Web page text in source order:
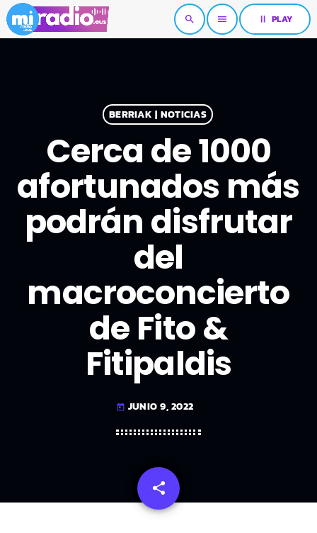
search menu pause PLAY
BERRIAK | NOTICIAS
Cerca de 1000
afortunados más
podrán disfrutar
del
macroconcierto
de Fito &
Fitipaldis
today JUNIO 9, 2022
share
email